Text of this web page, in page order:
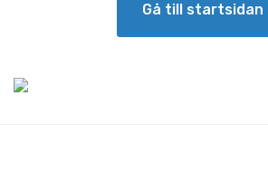
Gå till startsidan